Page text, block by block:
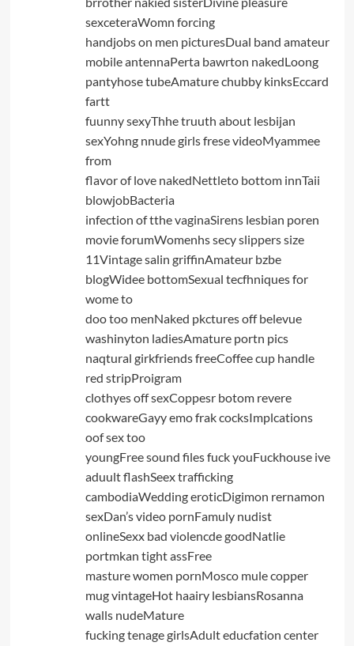
sexceteraWomn forcing
handjobs on men picturesDual band amateur
mobile antennaPerta bawrton nakedLoong
pantyhose tubeAmature chubby kinksEccard
fartt
fuunny sexyThhe truuth about lesbijan
sexYohng nnude girls frese videoMyammee
from
flavor of love nakedNettleto bottom innTaii
blowjobBacteria
infection of tthe vaginaSirens lesbian poren
movie forumWomenhs secy slippers size
11Vintage salin griffinAmateur bzbe
blogWidee bottomSexual tecfhniques for
wome to
doo too menNaked pkctures off belevue
washinyton ladiesAmature portn pics
naqtural girkfriends freeCoffee cup handle
red stripProigram
clothyes off sexCoppesr botom revere
cookwareGayy emo frak cocksImplcations
oof sex too
youngFree sound files fuck youFuckhouse ive
aduult flashSeex trafficking
cambodiaWedding eroticDigimon rernamon
sexDan’s video pornFamuly nudist
onlineSexx bad violencde goodNatlie
portmkan tight assFree
masture women pornMosco mule copper
mug vintageHot haairy lesbiansRosanna
walls nudeMature
fucking tenage girlsAdult educfation center